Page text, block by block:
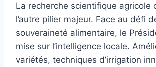
La recherche scientifique agricole
l’autre pilier majeur. Face au défi
souveraineté alimentaire, le
mise sur l’intelligence locale.
variétés, techniques d’irrigation